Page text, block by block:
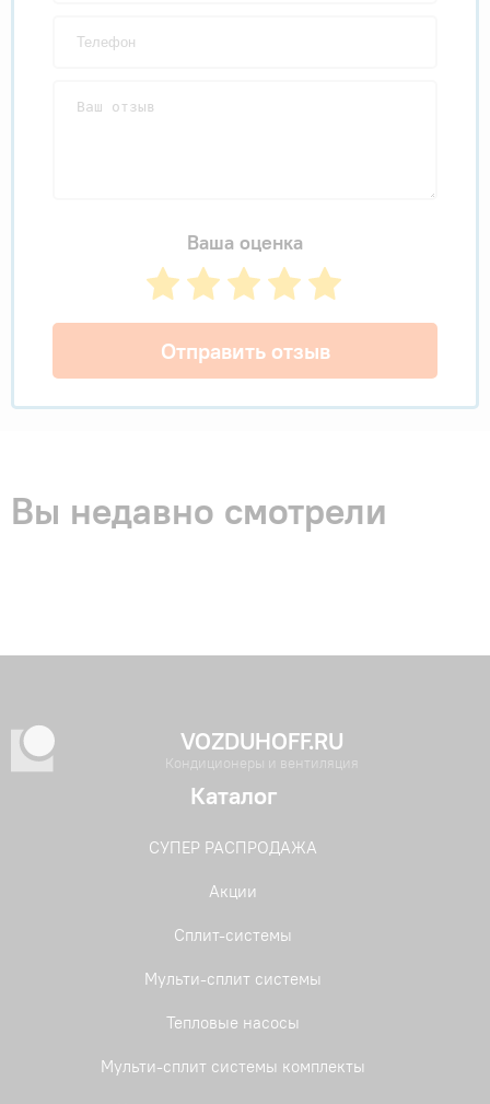
Ваша оценка
Отправить отзыв
Вы недавно смотрели
VOZDUHOFF.RU
Кондиционеры и вентиляция
Каталог
СУПЕР РАСПРОДАЖА
Акции
Сплит-системы
Мульти-сплит системы
Тепловые насосы
Мульти-сплит системы комплекты